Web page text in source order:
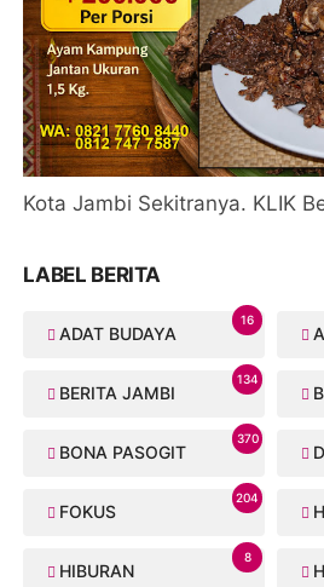
Kota Jambi Sekitranya. KLIK
LABEL BERITA
ADAT BUDAYA
16
BERITA JAMBI
134
BONA PASOGIT
370
FOKUS
204
HIBURAN
8